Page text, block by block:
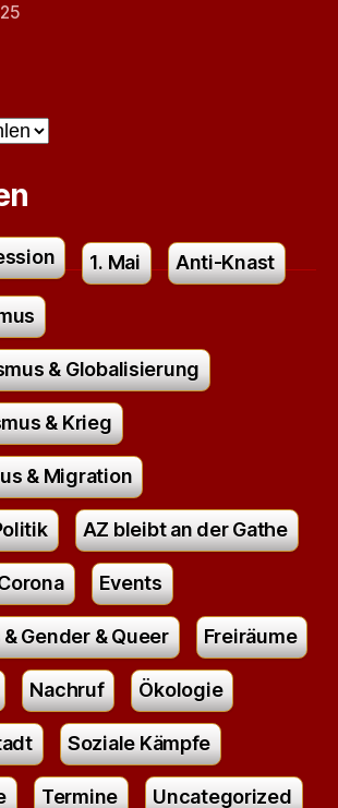
1. Mai Anti-Knast
& Globalisierung
& Krieg
& Migration
AZ bleibt an der Gathe
Events
Gender & Queer Freiräume
Nachruf Ökologie
Soziale Kämpfe
Termine Uncategorized